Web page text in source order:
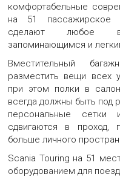
АВТОБУС SCANIA TOURING 51
Большая картинка
АВТОБУС SCANIA TOURING 51
Большая картинка
АВТОБУС SCANIA TOURING 51
Большая картинка
комфортабельные
на 51 пассажирское
сделают любое
запоминающимся и
Вместительный
разместить вещи всех
при этом полки в
всегда должны быть под
персональные сетки
сдвигаются в проход,
больше личного
Scania Touring на 51
оборудованием для